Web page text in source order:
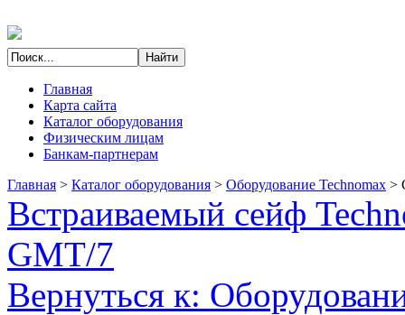
Главная
Карта сайта
Каталог оборудования
Физическим лицам
Банкам-партнерам
Главная > Каталог оборудования > Оборудование Technomax >
Встраиваемый сейф
GMT/7
Вернуться к: